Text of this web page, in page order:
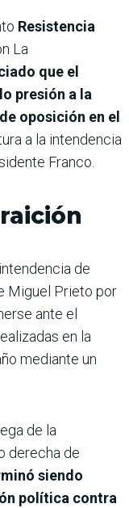
Resistencia
La
que el
presión a la
oposición en el
a la intendencia
Franco.
de
Miguel Prieto por
ante el
en la
mediante un
de la
derecha de
siendo
política contra